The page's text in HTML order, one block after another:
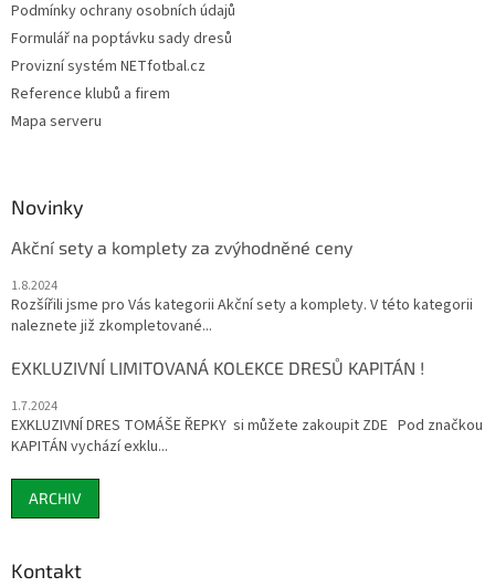
Podmínky ochrany osobních údajů
Formulář na poptávku sady dresů
Provizní systém NETfotbal.cz
Reference klubů a firem
Mapa serveru
Novinky
Akční sety a komplety za zvýhodněné ceny
1.8.2024
Rozšířili jsme pro Vás kategorii Akční sety a komplety. V této kategorii
naleznete již zkompletované...
EXKLUZIVNÍ LIMITOVANÁ KOLEKCE DRESŮ KAPITÁN !
1.7.2024
EXKLUZIVNÍ DRES TOMÁŠE ŘEPKY si můžete zakoupit ZDE Pod značkou
KAPITÁN vychází exklu...
ARCHIV
Kontakt